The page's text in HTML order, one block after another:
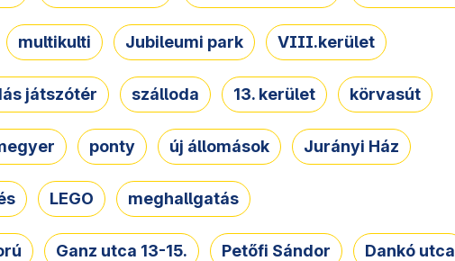
multikulti Jubileumi park VIII.kerület
játszótér szálloda 13. kerület körvasút
ponty új állomások Jurányi Ház
LEGO meghallgatás
Ganz utca 13-15. Petőfi Sándor Dankó utca